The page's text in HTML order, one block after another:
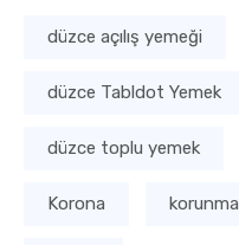
düzce açılış yemeği
düzce Tabldot Yemek
düzce toplu yemek
Korona korunma